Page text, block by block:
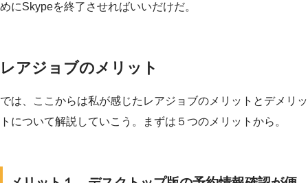
めにSkypeを終了させればいいだけだ。
レアジョブのメリット
では、ここからは私が感じたレアジョブのメリットとデメリッ
トについて解説していこう。まずは５つのメリットから。